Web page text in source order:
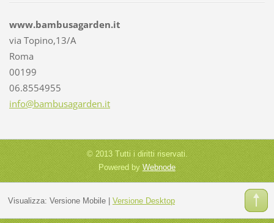
www.bambusagarden.it
via Topino,13/A
Roma
00199
06.8554955
info@bambusagarden.it
© 2013 Tutti i diritti riservati.
Powered by Webnode
Visualizza: Versione Mobile| Versione Desktop